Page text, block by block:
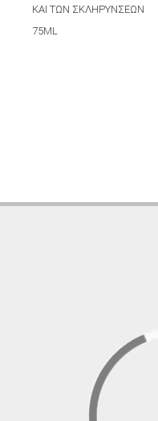
ΚΑΙ ΤΩΝ ΣΚΛΗΡΥΝΣΕΩΝ
75ML